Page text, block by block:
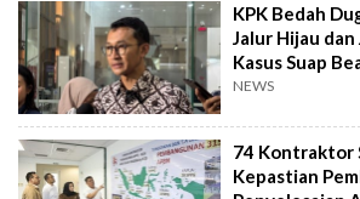
KPK Bedah
Jalur Hijau
Kasus Suap
NEWS
74 Kontraktor
Kepastian